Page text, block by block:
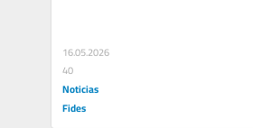
16.05.2026
40
Noticias
Fides